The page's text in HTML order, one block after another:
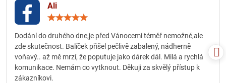
Ali
5
Dodání do druhého dne,je před Vánocemi téměř nemožné,ale
zde skutečnost. Balíček přišel pečlivě zabalený, nádherně
voňavý.. až mě mrzí, že poputuje jako dárek dál. Milá a rychlá
komunikace. Nemám co vytknout. Děkuji za skvělý přístup k
zákazníkovi.